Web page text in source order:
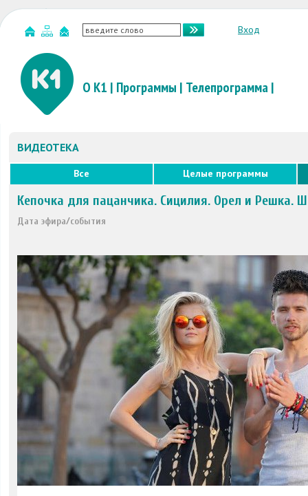
Вход
О К1 | Программы | Телепрограмма|
ВИДЕОТЕКА
Все Целые программы
Кепочка для пацанчика. Сицилия. Орел и Решка.
Дата эфира/события